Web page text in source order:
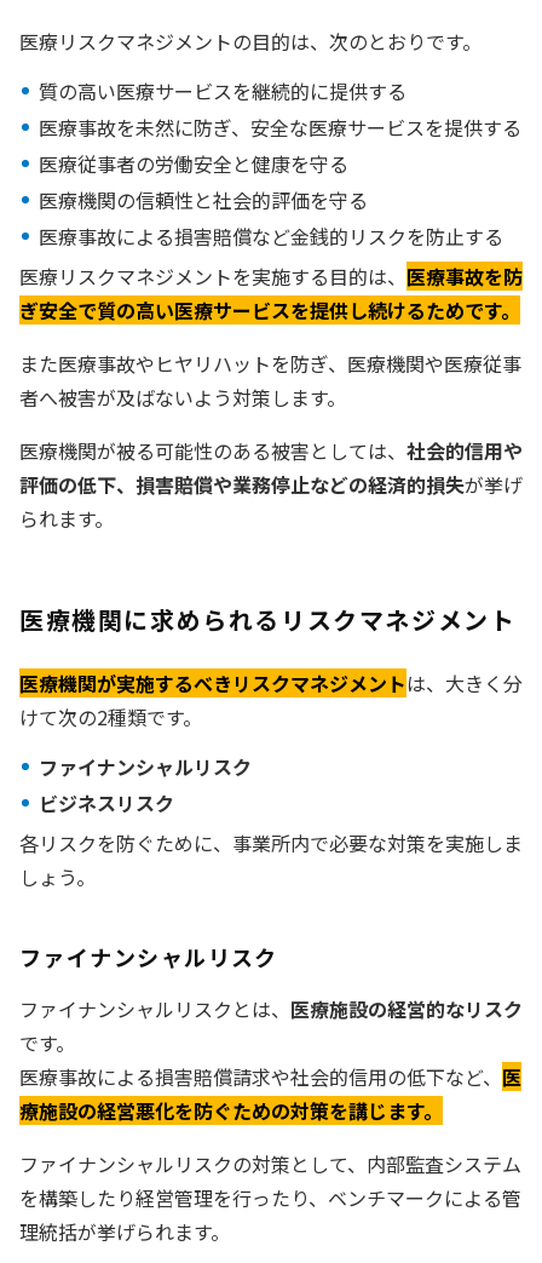
医療リスクマネジメントの目的は、次のとおりです。
質の高い医療サービスを継続的に提供する
医療事故を未然に防ぎ、安全な医療サービスを提供する
医療従事者の労働安全と健康を守る
医療機関の信頼性と社会的評価を守る
医療事故による損害賠償など金銭的リスクを防止する
医療リスクマネジメントを実施する目的は、 医療事故を防
ぎ安全で質の高い医療サービスを提供し続けるためです。
また医療事故やヒヤリハットを防ぎ、医療機関や医療従事
者へ被害が及ばないよう対策します。
医療機関が被る可能性のある被害としては、 社会的信用や
評価の低下、損害賠償や業務停止などの経済的損失が挙げ
られます。
医療機関に求められるリスクマネジメント
医療機関が実施するべきリスクマネジメントは、大きく分
けて次の2種類です。
ファイナンシャルリスク
ビジネスリスク
各リスクを防ぐために、事業所内で必要な対策を実施しま
しょう。
ファイナンシャルリスク
ファイナンシャルリスクとは、 医療施設の経営的なリスク
です。
医療事故による損害賠償請求や社会的信用の低下など、 医
療施設の経営悪化を防ぐための対策を講じます。
ファイナンシャルリスクの対策として、内部監査システム
を構築したり経営管理を行ったり、ベンチマークによる管
理統括が挙げられます。